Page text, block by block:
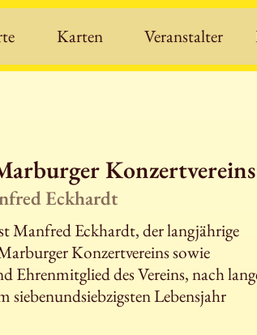
Karten Veranstalter
Konzertvereins
Eckhardt
Manfred Eckhardt, der langjährige
Konzertvereins sowie
Ehrenmitglied des Vereins, nach
siebenundsiebzigsten Lebensjahr